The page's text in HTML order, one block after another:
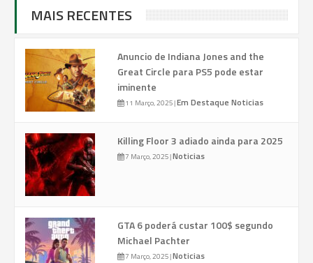
MAIS RECENTES
Anuncio de Indiana Jones and the
Great Circle para PS5 pode estar
iminente
11 Março, 2025|Em Destaque Noticias
Killing Floor 3 adiado ainda para 2025
7 Março, 2025|Noticias
GTA 6 poderá custar 100$ segundo
Michael Pachter
7 Março, 2025|Noticias